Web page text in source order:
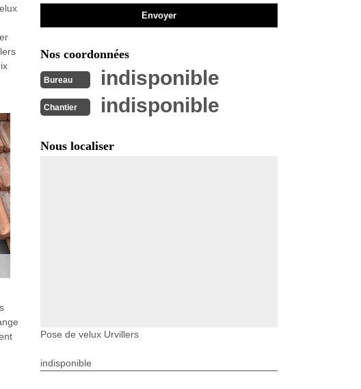
Nos coordonnées
Bureau indisponible
Chantier indisponible
Nous localiser
Pose de velux Urvillers
indisponible